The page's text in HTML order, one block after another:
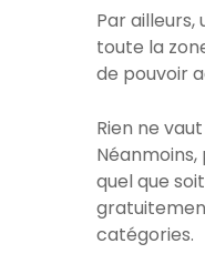
Par
toute la
de pouvoir
Rien ne
quel que
catégories.